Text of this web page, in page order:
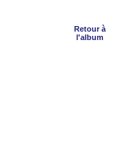
Retour à
l'album